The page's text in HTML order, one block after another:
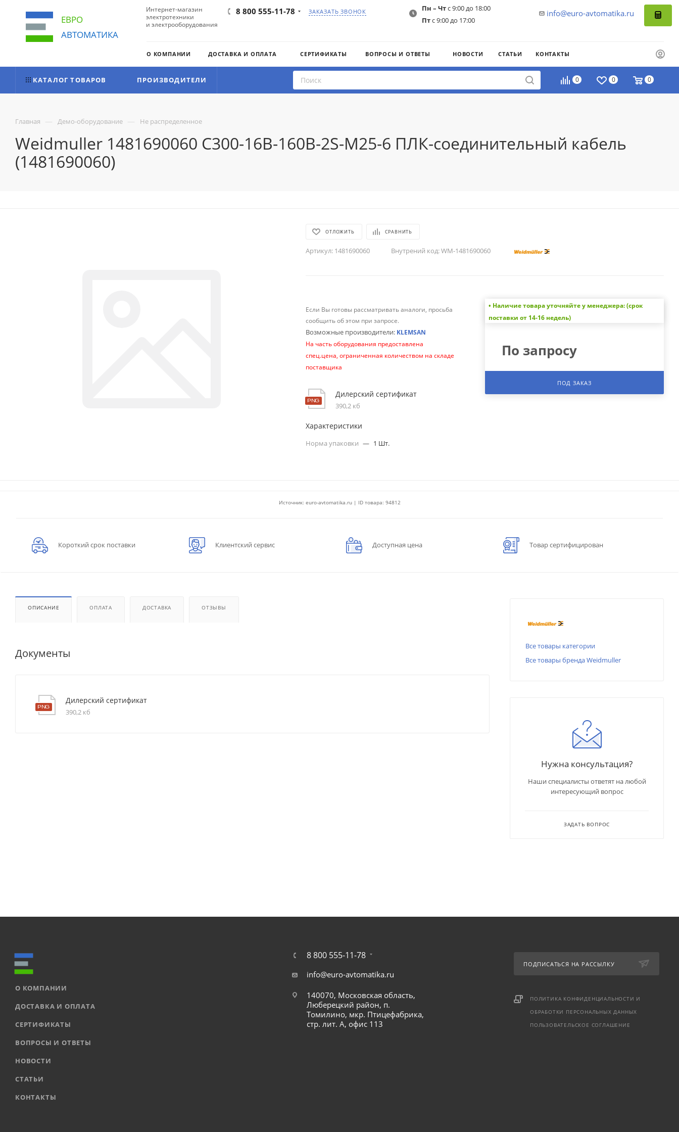
ЕВРО
АВТОМАТИКА
Интернет-магазин
электротехники
и электрооборудования
8 800 555-11-78 ЗАКАЗАТЬ ЗВОНОК info@euro-avtomatika.ru
Пн – Чтс 9:00 до 18:00
Птс 9:00 до 17:00
О КОМПАНИИ ДОСТАВКА И ОПЛАТА СЕРТИФИКАТЫ ВОПРОСЫ И ОТВЕТЫ НОВОСТИ СТАТЬИ КОНТАКТЫ
0 0 0
КАТАЛОГ ТОВАРОВ ПРОИЗВОДИТЕЛИ
Главная — Демо-оборудование — Не распределенное
Weidmuller 1481690060 C300-16B-160B-2S-M25-6 ПЛК-соединительный кабель
(1481690060)
ОТЛОЖИТЬ СРАВНИТЬ
Артикул: 1481690060 Внутрений код:WM-1481690060
Если Вы готовы рассматривать аналоги, просьба
сообщить об этом при запросе.
Возможные производители: KLEMSAN
На часть оборудования предоставлена
спец.цена, ограниченная количеством на складе
поставщика
Дилерский сертификат
390,2 кб
Характеристики
Норма упаковки — 1 Шт.
• Наличие товара уточняйте у менеджера: (срок
поставки от 14-16 недель)
По запросу
ПОД ЗАКАЗ
Источник: euro-avtomatika.ru | ID товара: 94812
Короткий срок поставки Клиентский сервис Доступная цена Товар сертифицирован
ОПИСАНИЕ ОПЛАТА ДОСТАВКА ОТЗЫВЫ
Документы
Дилерский сертификат
390,2 кб
Все товары категории
Все товары бренда Weidmuller
Нужна консультация?
Наши специалисты ответят на любой
интересующий вопрос
ЗАДАТЬ ВОПРОС
О КОМПАНИИ
ДОСТАВКА И ОПЛАТА
СЕРТИФИКАТЫ
ВОПРОСЫ И ОТВЕТЫ
НОВОСТИ
СТАТЬИ
КОНТАКТЫ
8 800 555-11-78
info@euro-avtomatika.ru
140070, Московская область,
Люберецкий район, п.
Томилино, мкр. Птицефабрика,
стр. лит. А, офис 113
ПОДПИСАТЬСЯ НА РАССЫЛКУ
ПОЛИТИКА КОНФИДЕНЦИАЛЬНОСТИ И
ОБРАБОТКИ ПЕРСОНАЛЬНЫХ ДАННЫХ
ПОЛЬЗОВАТЕЛЬСКОЕ СОГЛАШЕНИЕ